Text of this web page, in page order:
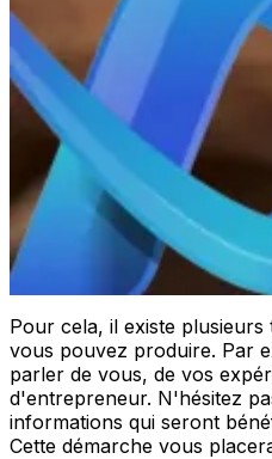
Pour cela, il existe
vous pouvez produire. Par
parler de vous, de vos
d'entrepreneur. N'hésitez
informations qui seront
Cette démarche vous